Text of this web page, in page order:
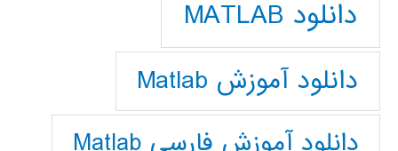
دانلود MATLAB
دانلود آموزش Matlab